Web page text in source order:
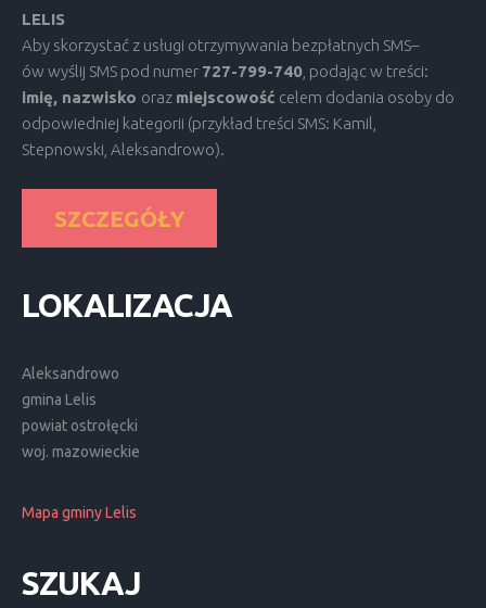
LELIS
Aby skorzystać z usługi otrzymywania bezpłatnych SMS–
ów wyślij SMS pod numer 727-799-740 , podając w treści:
imię, nazwisko oraz miejscowość celem dodania osoby do
odpowiedniej kategorii (przykład treści SMS: Kamil,
Stepnowski, Aleksandrowo).
SZCZEGÓŁY
LOKALIZACJA
Aleksandrowo
gmina Lelis
powiat ostrołęcki
woj. mazowieckie
Mapa gminy Lelis
SZUKAJ